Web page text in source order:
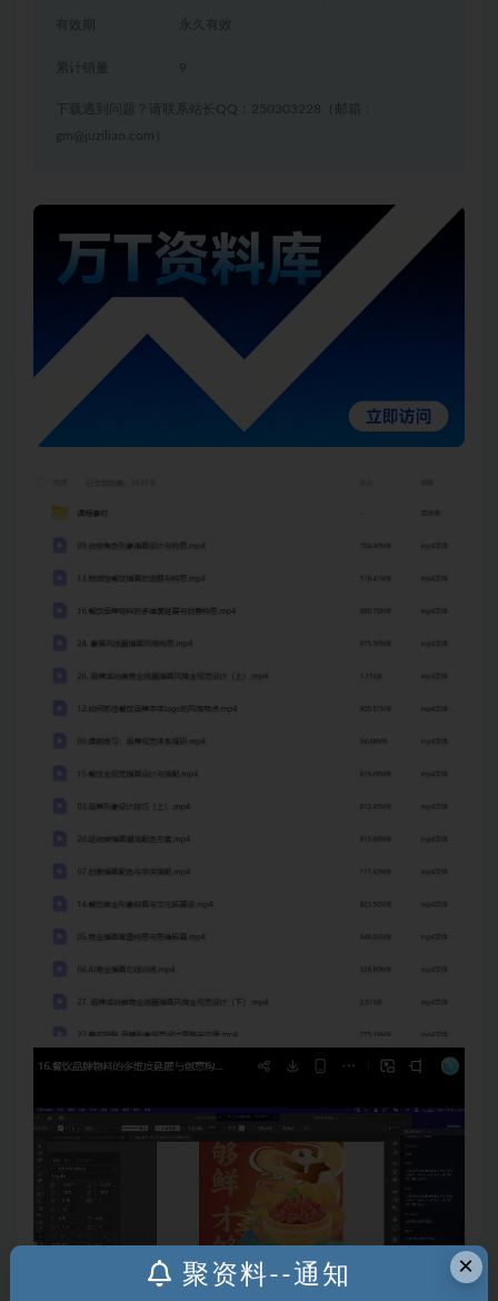
有效期 永久有效
累计销量 9
下载遇到问题？请联系站长QQ：250303228（邮箱：
gm@juziliao.com）
×
聚资料--通知